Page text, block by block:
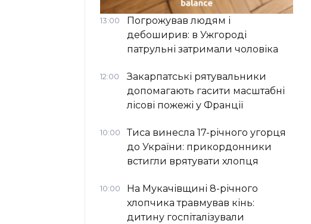
13:00
Погрожував людям і
дебоширив: в Ужгороді
патрульні затримали чоловіка
12:00
Закарпатські рятувальники
допомагають гасити масштабні
лісові пожежі у Франції
10:00
Тиса винесла 17-річного угорця
до України: прикордонники
встигли врятувати хлопця
10:00
На Мукачівщині 8-річного
хлопчика травмував кінь:
дитину госпіталізували